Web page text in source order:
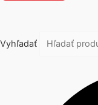
Vyhľadať